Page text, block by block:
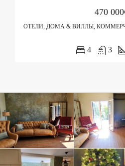
470
ОТЕЛИ, ДОМА & ВИЛЛЫ,
4 3